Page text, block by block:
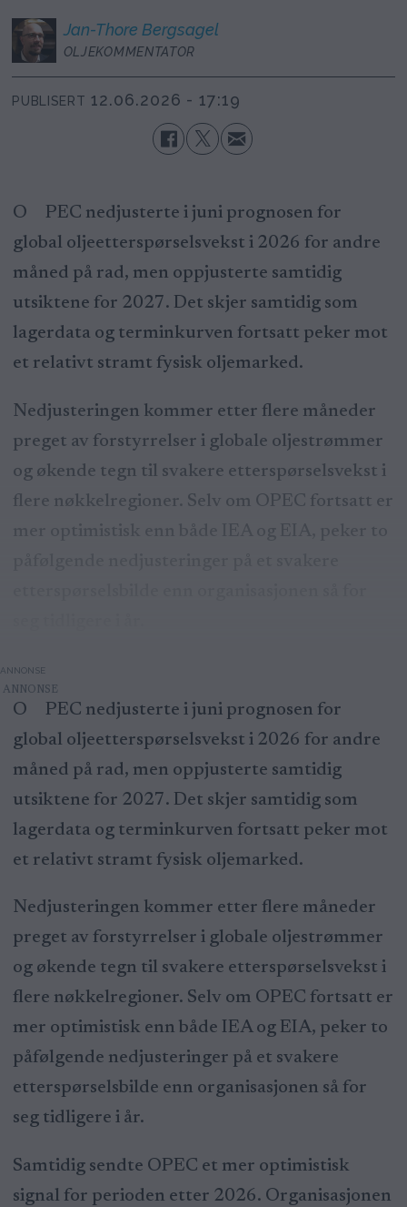
Jan-Thore Bergsagel
OLJEKOMMENTATOR
PUBLISERT 12.06.2026 - 17:19
OPEC nedjusterte i juni prognosen for
global oljeetterspørselsvekst i 2026 for andre
måned på rad, men oppjusterte samtidig
utsiktene for 2027. Det skjer samtidig som
lagerdata og terminkurven fortsatt peker mot
et relativt stramt fysisk oljemarked.
Nedjusteringen kommer etter flere måneder
preget av forstyrrelser i globale oljestrømmer
og økende tegn til svakere etterspørselsvekst i
flere nøkkelregioner. Selv om OPEC fortsatt er
ANNONSE
OPEC nedjusterte i juni prognosen for
global oljeetterspørselsvekst i 2026 for andre
måned på rad, men oppjusterte samtidig
utsiktene for 2027. Det skjer samtidig som
lagerdata og terminkurven fortsatt peker mot
et relativt stramt fysisk oljemarked.
Nedjusteringen kommer etter flere måneder
preget av forstyrrelser i globale oljestrømmer
og økende tegn til svakere etterspørselsvekst i
flere nøkkelregioner. Selv om OPEC fortsatt er
mer optimistisk enn både IEA og EIA, peker to
påfølgende nedjusteringer på et svakere
etterspørselsbilde enn organisasjonen så for
seg tidligere i år.
Samtidig sendte OPEC et mer optimistisk
signal for perioden etter 2026. Organisasjonen